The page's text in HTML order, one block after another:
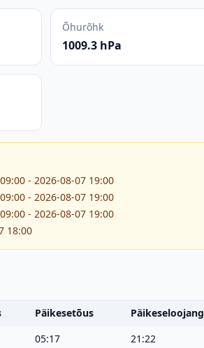
Õhurõhk
1009.3 hPa
- 2026-08-07 19:00
- 2026-08-07 19:00
- 2026-08-07 19:00
18:00
Päikesetõus
Päikeseloojang
05:17
21:22